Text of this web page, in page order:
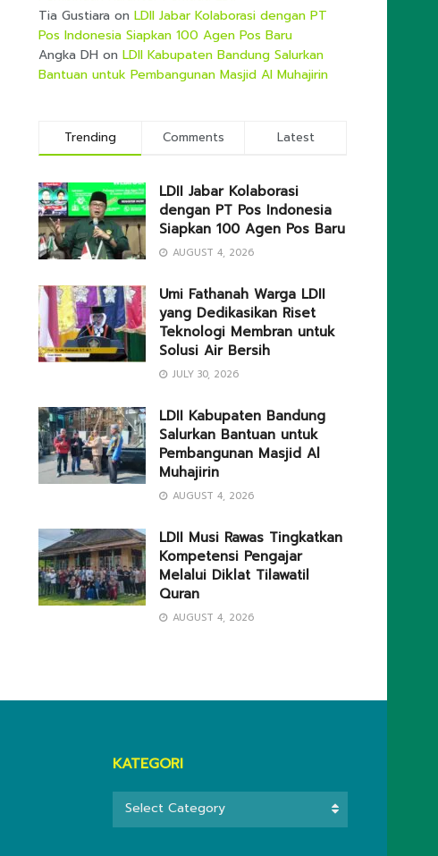
Tia Gustiara on LDII Jabar Kolaborasi dengan PT
Pos Indonesia Siapkan 100 Agen Pos Baru
Angka DH on LDII Kabupaten Bandung Salurkan
Bantuan untuk Pembangunan Masjid Al Muhajirin
Trending Comments Latest
LDII Jabar Kolaborasi
dengan PT Pos Indonesia
Siapkan 100 Agen Pos Baru
AUGUST 4, 2026
Umi Fathanah Warga LDII
yang Dedikasikan Riset
Teknologi Membran untuk
Solusi Air Bersih
JULY 30, 2026
LDII Kabupaten Bandung
Salurkan Bantuan untuk
Pembangunan Masjid Al
Muhajirin
AUGUST 4, 2026
LDII Musi Rawas Tingkatkan
Kompetensi Pengajar
Melalui Diklat Tilawatil
Quran
AUGUST 4, 2026
KATEGORI
KATEGORI
Select Category